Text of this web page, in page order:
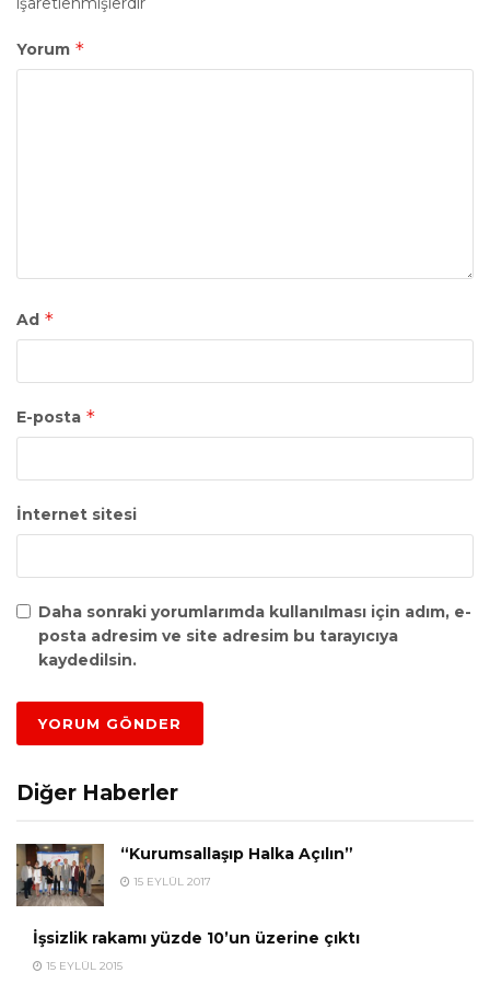
Yorum *
Ad *
E-posta *
İnternet sitesi
Daha sonraki yorumlarımda kullanılması için adım, e-
posta adresim ve site adresim bu tarayıcıya
kaydedilsin.
Diğer Haberler
“Kurumsallaşıp Halka Açılın”
15 EYLÜL 2017
İşsizlik rakamı yüzde 10’un üzerine çıktı
15 EYLÜL 2015